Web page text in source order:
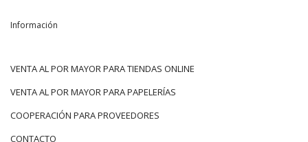
Información
VENTA AL POR MAYOR PARA TIENDAS ONLINE
VENTA AL POR MAYOR PARA PAPELERÍAS
COOPERACIÓN PARA PROVEEDORES
CONTACTO